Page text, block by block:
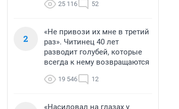
25 116 52
2
«Не привози их мне в третий
раз». Читинец 40 лет
разводит голубей, которые
всегда к нему возвращаются
19 546 12
«Насиловал на глазах у